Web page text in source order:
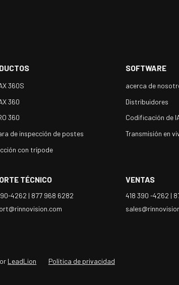
360S
360
360
de inspección de postes
con trípode
SOFTWARE
acerca de
Distribuidores
Codificación de
Transmisión en
TÉCNICO
4262 | 877 968 6282
VENTAS
418 390 -4262 |
LeadLion Política de privacidad